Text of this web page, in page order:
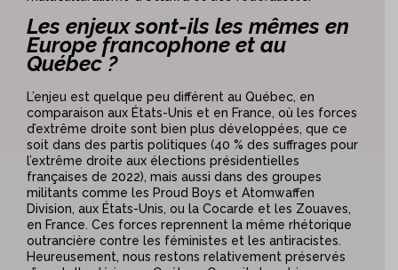
Les enjeux sont-ils les mêmes en
Europe francophone et au
Québec ?
L’enjeu est quelque peu différent au Québec, en
comparaison aux États-Unis et en France, où les forces
d’extrême droite sont bien plus développées, que ce
soit dans des partis politiques (40 % des suffrages pour
l’extrême droite aux élections présidentielles
françaises de 2022), mais aussi dans des groupes
militants comme les Proud Boys et Atomwaffen
Division, aux États-Unis, ou la Cocarde et les Zouaves,
en France. Ces forces reprennent la même rhétorique
outrancière contre les féministes et les antiracistes.
Heureusement, nous restons relativement préservés